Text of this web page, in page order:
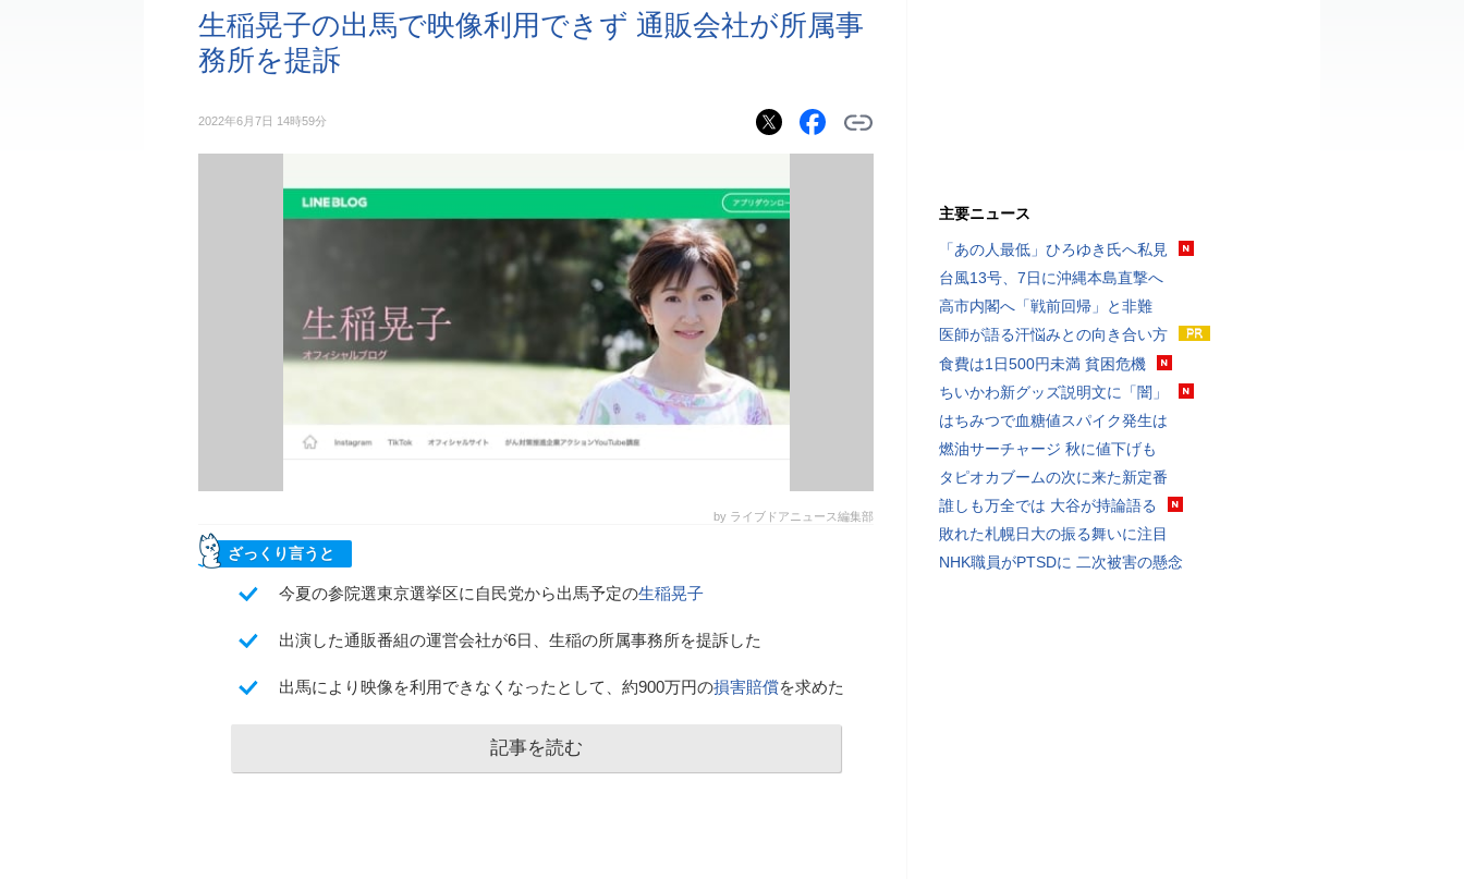
生稲晃子の出馬で映像利用できず 通販会社が所属事
務所を提訴
2022年6月7日 14時59分
by ライブドアニュース編集部
ざっくり言うと
今夏の参院選東京選挙区に自民党から出馬予定の生稲晃子
出演した通販番組の運営会社が6日、生稲の所属事務所を提訴した
出馬により映像を利用できなくなったとして、約900万円の損害賠償を求めた
記事を読む
主要ニュース
「あの人最低」ひろゆき氏へ私見
台風13号、7日に沖縄本島直撃へ
高市内閣へ「戦前回帰」と非難
医師が語る汗悩みとの向き合い方
食費は1日500円未満 貧困危機
ちいかわ新グッズ説明文に「闇」
はちみつで血糖値スパイク発生は
燃油サーチャージ 秋に値下げも
タピオカブームの次に来た新定番
誰しも万全では 大谷が持論語る
敗れた札幌日大の振る舞いに注目
NHK職員がPTSDに 二次被害の懸念